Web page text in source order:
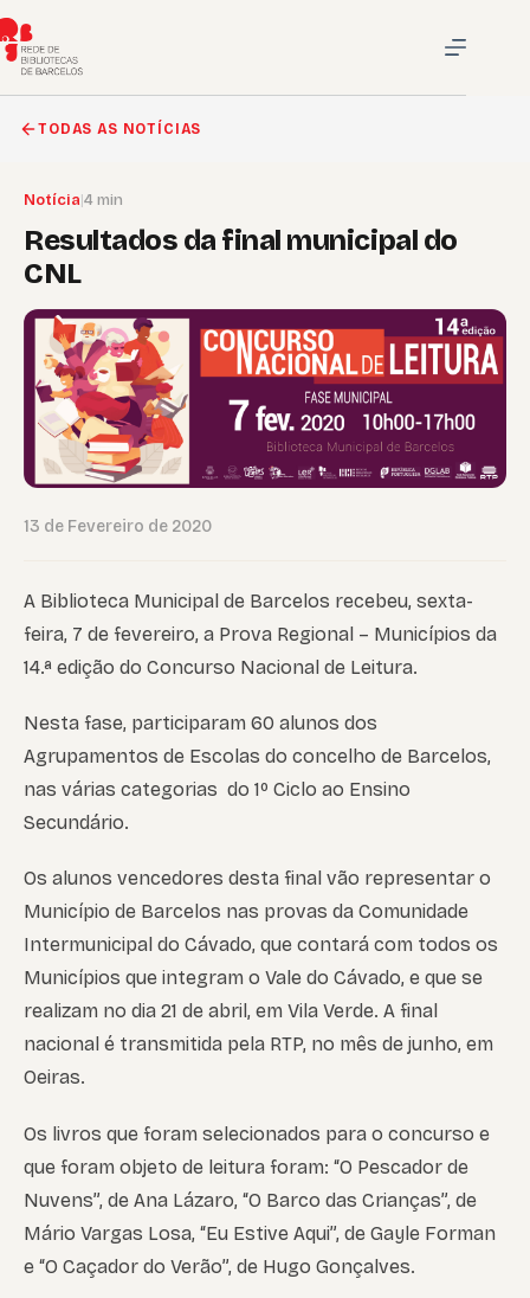
para
o
conteúdo
TODAS AS NOTÍCIAS
Notícia|4 min
Resultados da final municipal do
CNL
13 de Fevereiro de 2020
A Biblioteca Municipal de Barcelos recebeu, sexta-
feira, 7 de fevereiro, a Prova Regional – Municípios da
14.ª edição do Concurso Nacional de Leitura.
Nesta fase, participaram 60 alunos dos
Agrupamentos de Escolas do concelho de Barcelos,
nas várias categorias do 1º Ciclo ao Ensino
Secundário.
Os alunos vencedores desta final vão representar o
Município de Barcelos nas provas da Comunidade
Intermunicipal do Cávado, que contará com todos os
Municípios que integram o Vale do Cávado, e que se
realizam no dia 21 de abril, em Vila Verde. A final
nacional é transmitida pela RTP, no mês de junho, em
Oeiras.
Os livros que foram selecionados para o concurso e
que foram objeto de leitura foram: “O Pescador de
Nuvens”, de Ana Lázaro, “O Barco das Crianças”, de
Mário Vargas Losa, “Eu Estive Aqui”, de Gayle Forman
e “O Caçador do Verão”, de Hugo Gonçalves.